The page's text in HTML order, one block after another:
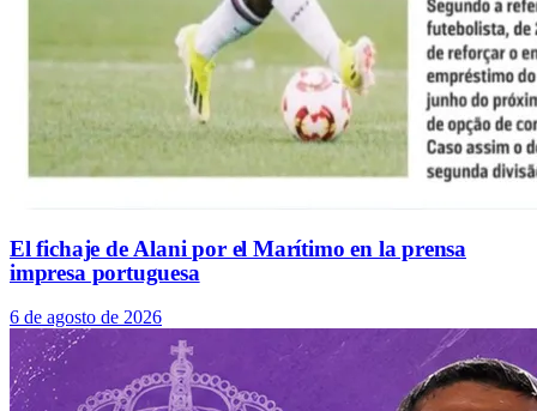
El fichaje de Alani por el Marítimo en la prensa
impresa portuguesa
6 de agosto de 2026